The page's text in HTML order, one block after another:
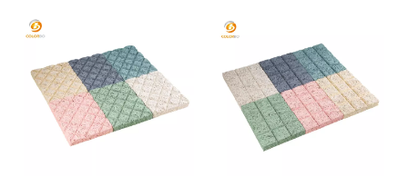
fuego del proveedor de
China con precio bajo